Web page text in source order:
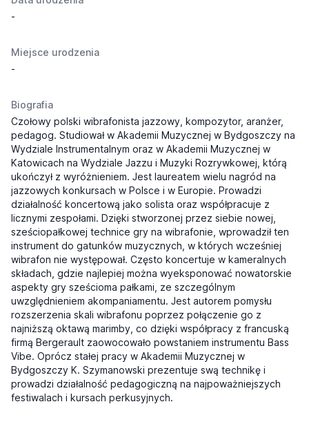
-
Miejsce urodzenia
-
Biografia
Czołowy polski wibrafonista jazzowy, kompozytor, aranżer,
pedagog. Studiował w Akademii Muzycznej w Bydgoszczy na
Wydziale Instrumentalnym oraz w Akademii Muzycznej w
Katowicach na Wydziale Jazzu i Muzyki Rozrywkowej, którą
ukończył z wyróżnieniem. Jest laureatem wielu nagród na
jazzowych konkursach w Polsce i w Europie. Prowadzi
działalność koncertową jako solista oraz współpracuje z
licznymi zespołami. Dzięki stworzonej przez siebie nowej,
sześciopałkowej technice gry na wibrafonie, wprowadził ten
instrument do gatunków muzycznych, w których wcześniej
wibrafon nie występował. Często koncertuje w kameralnych
składach, gdzie najlepiej można wyeksponować nowatorskie
aspekty gry sześcioma pałkami, ze szczególnym
uwzględnieniem akompaniamentu. Jest autorem pomysłu
rozszerzenia skali wibrafonu poprzez połączenie go z
najniższą oktawą marimby, co dzięki współpracy z francuską
firmą Bergerault zaowocowało powstaniem instrumentu Bass
Vibe. Oprócz stałej pracy w Akademii Muzycznej w
Bydgoszczy K. Szymanowski prezentuje swą technikę i
prowadzi działalność pedagogiczną na najpoważniejszych
festiwalach i kursach perkusyjnych.